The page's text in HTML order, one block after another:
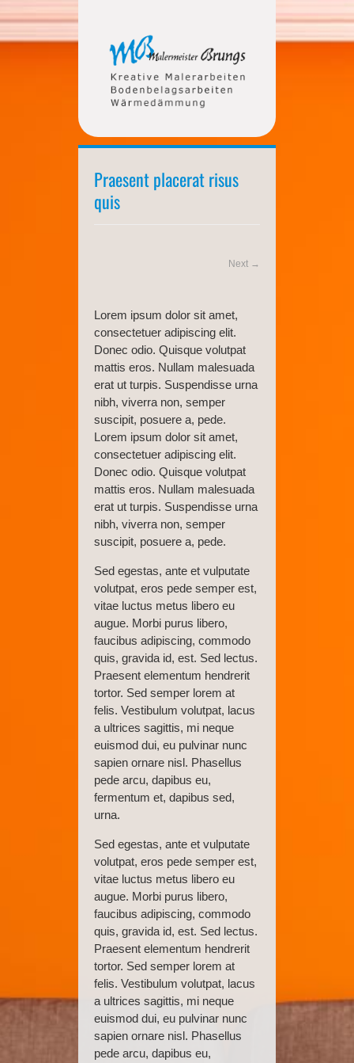
Praesent placerat risus
quis
Next →
Lorem ipsum dolor sit amet,
consectetuer adipiscing elit.
Donec odio. Quisque volutpat
mattis eros. Nullam malesuada
erat ut turpis. Suspendisse urna
nibh, viverra non, semper
suscipit, posuere a, pede.
Lorem ipsum dolor sit amet,
consectetuer adipiscing elit.
Donec odio. Quisque volutpat
mattis eros. Nullam malesuada
erat ut turpis. Suspendisse urna
nibh, viverra non, semper
suscipit, posuere a, pede.
Sed egestas, ante et vulputate
volutpat, eros pede semper est,
vitae luctus metus libero eu
augue. Morbi purus libero,
faucibus adipiscing, commodo
quis, gravida id, est. Sed lectus.
Praesent elementum hendrerit
tortor. Sed semper lorem at
felis. Vestibulum volutpat, lacus
a ultrices sagittis, mi neque
euismod dui, eu pulvinar nunc
sapien ornare nisl. Phasellus
pede arcu, dapibus eu,
fermentum et, dapibus sed,
urna.
Sed egestas, ante et vulputate
volutpat, eros pede semper est,
vitae luctus metus libero eu
augue. Morbi purus libero,
faucibus adipiscing, commodo
quis, gravida id, est. Sed lectus.
Praesent elementum hendrerit
tortor. Sed semper lorem at
felis. Vestibulum volutpat, lacus
a ultrices sagittis, mi neque
euismod dui, eu pulvinar nunc
sapien ornare nisl. Phasellus
pede arcu, dapibus eu,